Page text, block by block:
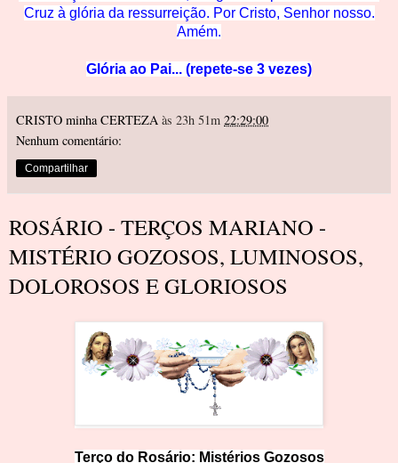
Cruz à glória da ressurreição. Por Cristo, Senhor nosso.
Amém.
Glória ao Pai... (repete-se 3 vezes)
CRISTO minha CERTEZA às 23h 51m 22:29:00
Nenhum comentário:
Compartilhar
ROSÁRIO - TERÇOS MARIANO -
MISTÉRIO GOZOSOS, LUMINOSOS,
DOLOROSOS E GLORIOSOS
Terço do Rosário: Mistérios Gozosos